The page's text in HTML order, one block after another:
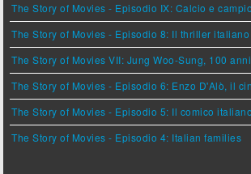
The Story of Movies - Episodio IX: Calcio e
The Story of Movies - Episodio 8: Il thriller italiano
The Story of Movies VII: Jung Woo-Sung, 100
The Story of Movies - Episodio 6: Enzo D'Alò, il
The Story of Movies - Episodio 5: Il comico italiano
The Story of Movies - Episodio 4: Italian families